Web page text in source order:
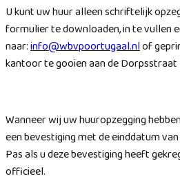
U kunt uw huur alleen schriftelijk
formulier te downloaden, in te vullen
naar:info@wbvpoortugaal.nlof
kantoor te gooien aan de
Wanneer wij uw huuropzegging
een bevestiging met de einddatum
Pas als u deze bevestiging heeft
officieel.